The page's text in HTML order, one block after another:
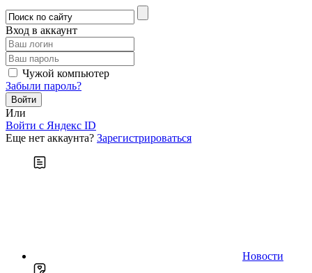
Вход в аккаунт
Чужой компьютер
Забыли пароль?
Или
Войти c Яндекс ID
Еще нет аккаунта? Зарегистрироваться
Новости